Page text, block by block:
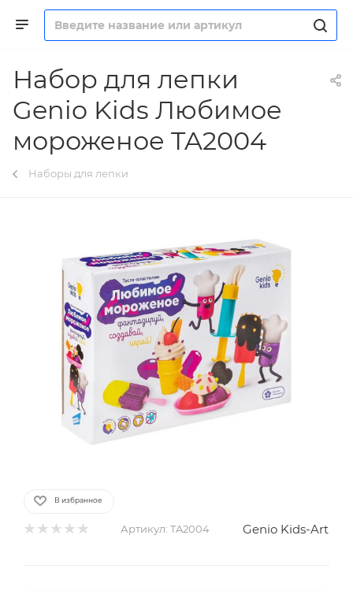
Набор для лепки
Genio Kids Любимое
мороженое TA2004
Наборы для лепки
В избранное
Артикул: TA2004 Genio Kids-Art